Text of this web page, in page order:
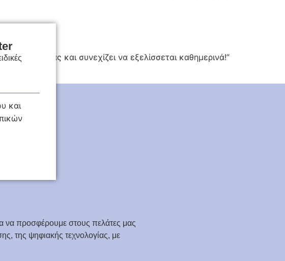
και συνεχίζει να εξελίσσεται καθημερινά!”
και
να προσφέρουμε στους πελάτες μας
της ψηφιακής τεχνολογίας, με